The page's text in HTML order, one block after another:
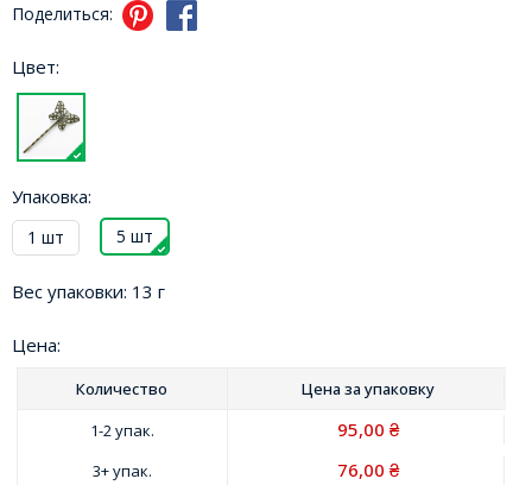
Поделиться:
Цвет:
Упаковка:
1 шт 5 шт
Вес упаковки: 13 г
Цена:
Количество Цена за упаковку
1-2 упак.
95,00 ₴
3+ упак. 76,00 ₴